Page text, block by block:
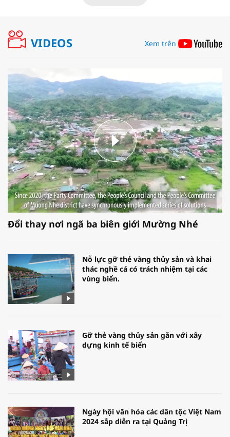
VIDEOS Xem trên
Đổi thay nơi ngã ba biên giới Mường Nhé
Nỗ lực gỡ thẻ vàng thủy sản và khai
thác nghề cá có trách nhiệm tại các
vùng biển.
Gỡ thẻ vàng thủy sản gắn với xây
dựng kinh tế biển
Ngày hội văn hóa các dân tộc Việt Nam
2024 sắp diễn ra tại Quảng Trị